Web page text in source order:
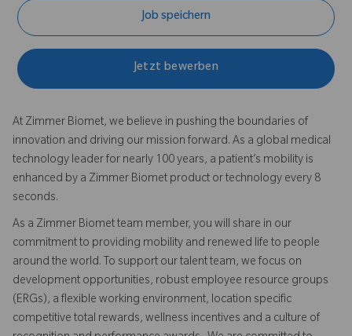
Job speichern
Jetzt bewerben
At Zimmer Biomet, we believe in pushing the boundaries of
innovation and driving our mission forward. As a global medical
technology leader for nearly 100 years, a patient’s mobility is
enhanced by a Zimmer Biomet product or technology every 8
seconds.
As a Zimmer Biomet team member, you will share in our
commitment to providing mobility and renewed life to people
around the world. To support our talent team, we focus on
development opportunities, robust employee resource groups
(ERGs), a flexible working environment, location specific
competitive total rewards, wellness incentives and a culture of